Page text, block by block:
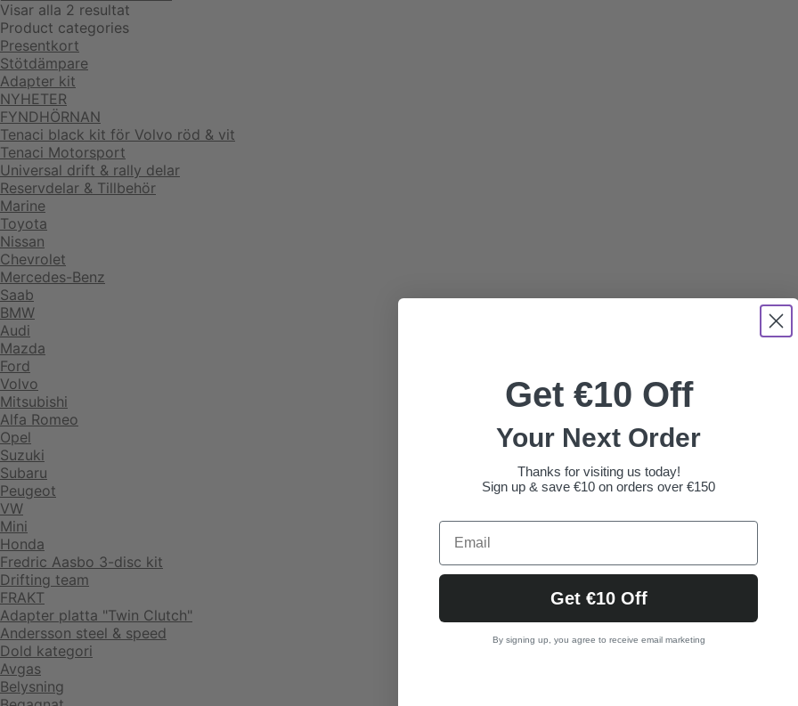
Visar alla 2 resultat
Product categories
Presentkort
Stötdämpare
Adapter kit
NYHETER
FYNDHÖRNAN
Tenaci black kit för Volvo röd & vit
Tenaci Motorsport
Universal drift & rally delar
Reservdelar & Tillbehör
Marine
Toyota
Nissan
Chevrolet
Mercedes-Benz
Saab
BMW
Audi
Mazda
Ford
Volvo
Mitsubishi
Alfa Romeo
Opel
Suzuki
Subaru
Peugeot
VW
Mini
Honda
Fredric Aasbo 3-disc kit
Drifting team
FRAKT
Adapter platta "Twin Clutch"
Andersson steel & speed
Dold kategori
Avgas
Belysning
Get €10 Off
Your Next Order
Thanks for visiting us today!
Sign up & save €10 on orders over €150
Get €10 Off
By signing up, you agree to receive email marketing